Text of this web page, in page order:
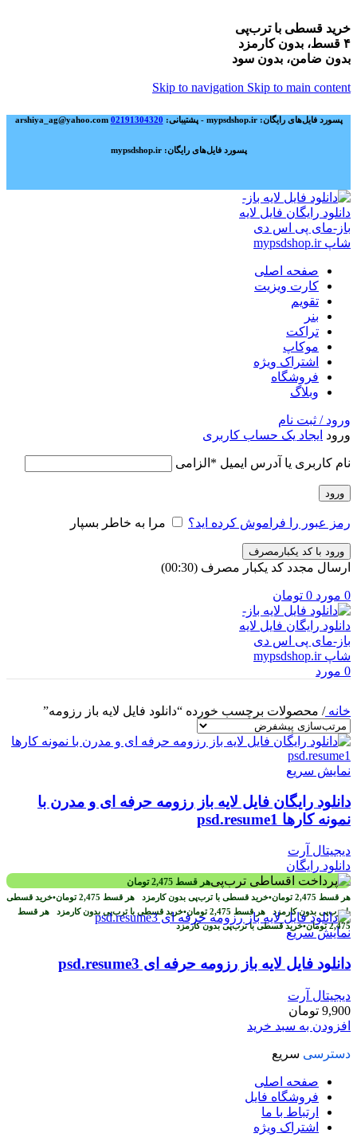
خرید قسطی با ترب‌پی
۴ قسط، بدون کارمزد
بدون ضامن، بدون سود
Skip to navigation Skip to main content
پسورد فایل‌های رایگان: mypsdshop.ir - پشتیبانی: arshiya_ag@yahoo.com 02191304320
پسورد فایل‌های رایگان: mypsdshop.ir
صفحه اصلی
کارت ویزیت
تقویم
بنر
تراکت
موکاپ
اشتراک ویژه
فروشگاه
وبلاگ
ورود / ثبت نام
ورود ایجاد یک حساب کاربری
نام کاربری یا آدرس ایمیل * الزامی
ورود
رمز عبور را فراموش کرده اید؟ مرا به خاطر بسپار
ورود با کد یکبارمصرف
ارسال مجدد کد یکبار مصرف (00:
30
)
0 مورد 0 تومان
0 مورد
خانه/ محصولات برچسب خورده “دانلود فایل لایه باز رزومه”
نمایش سریع
دانلود رایگان فایل لایه باز رزومه حرفه ای و مدرن با
نمونه کارها psd.resume1
دیجیتال آرت
دانلود رایگان
هر قسط 2,475 تومان
هر قسط 2,475 تومان•خرید قسطی با ترب‌پی بدون کارمزد هر قسط 2,475 تومان•خرید قسطی
با ترب‌پی بدون کارمزد هر قسط 2,475 تومان•خرید قسطی با ترب‌پی بدون کارمزد هر قسط
2,475 تومان•خرید قسطی با ترب‌پی بدون کارمزدنمایش سریع
دانلود فایل لایه باز رزومه حرفه ای psd.resume3
دیجیتال آرت
9,900 تومان
افزودن به سبد خرید
دسترسی سریع
صفحه اصلی
فروشگاه فایل
ارتباط با ما
اشتراک ویژه